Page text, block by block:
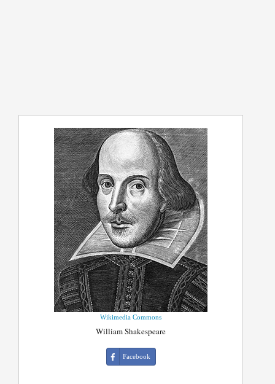
Wikimedia Commons
William Shakespeare
Facebook